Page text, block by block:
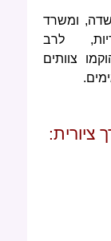
ומשרד
לרב
צוותים
ציורית: